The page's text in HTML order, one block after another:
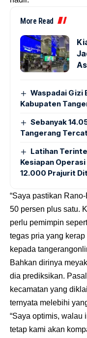
More Read
Waspadai Gizi
Kabupaten
Sebanyak
Tangerang
Latihan
Kesiapan
12.000 Prajurit
“Saya pastikan
50 persen plus satu.
perlu pemimpin
tegas pria yang
kepada
Bahkan dirinya
dia prediksikan.
kecamatan yang
ternyata melebihi
“Saya optimis, walau
tetap kami akan